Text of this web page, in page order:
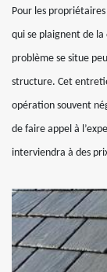
Pour les
qui se plaignent de
problème se situe
structure. Cet
opération souvent
de faire appel à
interviendra à des